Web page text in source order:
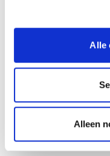
Alle
Alleen